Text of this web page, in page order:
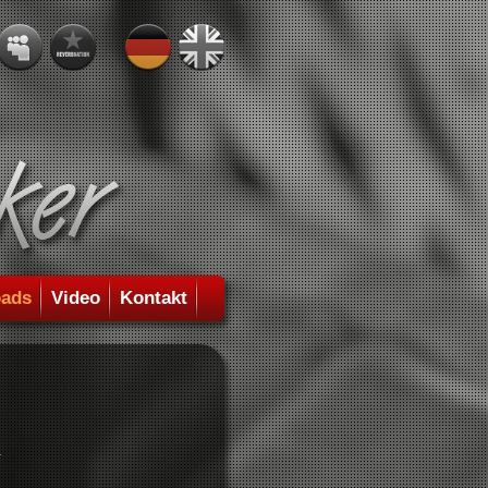
Video Kontakt